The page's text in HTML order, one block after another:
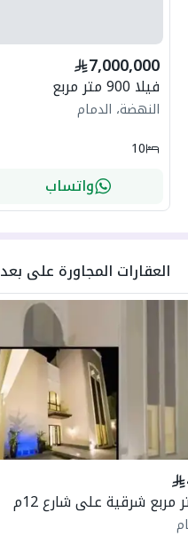
7,000,000
فيلا 900 متر مربع
النهضة، الدمام
10
واتساب
العقارات المجاورة على بعد